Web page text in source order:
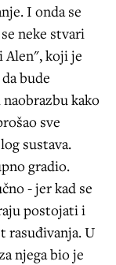
I onda se
neke stvari
Alen", koji je
bude
kako
sve
sustava.
gradio.
- jer kad se
postojati i
rasuđivanja. U
njega bio je